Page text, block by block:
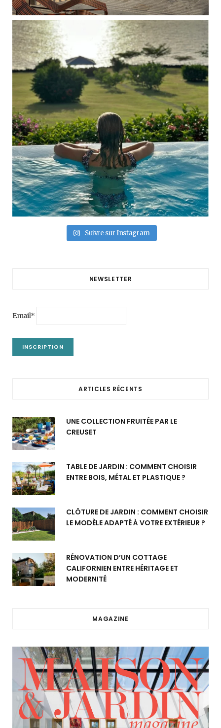
Suivre sur Instagram
NEWSLETTER
Email*
ARTICLES RÉCENTS
UNE COLLECTION FRUITÉE PAR LE
CREUSET
TABLE DE JARDIN : COMMENT CHOISIR
ENTRE BOIS, MÉTAL ET PLASTIQUE ?
CLÔTURE DE JARDIN : COMMENT CHOISIR
LE MODÈLE ADAPTÉ À VOTRE EXTÉRIEUR ?
RÉNOVATION D’UN COTTAGE
CALIFORNIEN ENTRE HÉRITAGE ET
MODERNITÉ
MAGAZINE